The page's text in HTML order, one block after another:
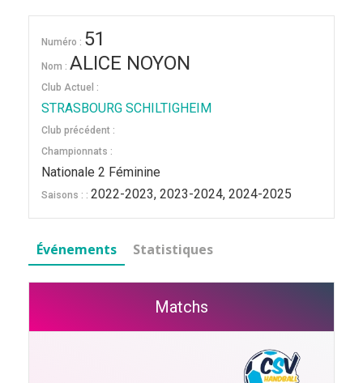
Numéro : 51
Nom : ALICE NOYON
Club Actuel :
STRASBOURG SCHILTIGHEIM
Club précédent :
Championnats :
Nationale 2 Féminine
Saisons : : 2022-2023, 2023-2024, 2024-2025
Événements Statistiques
Matchs